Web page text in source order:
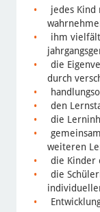
jedes
ihm
die
durch
den
die
weiteren
die Kinder
die